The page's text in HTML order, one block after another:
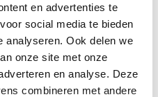
en advertenties te
social media te bieden
analyseren. Ook delen we
onze site met onze
en analyse. Deze
combineren met andere
jouw vraag behoort